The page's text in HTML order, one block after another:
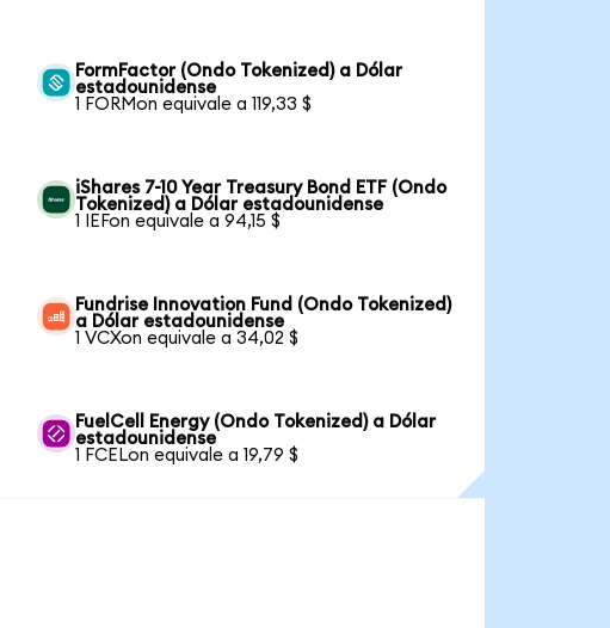
FormFactor (Ondo Tokenized) a Dólar
estadounidense
1 FORMon equivale a 119,33 $
iShares 7-10 Year Treasury Bond ETF (Ondo
Tokenized) a Dólar estadounidense
1 IEFon equivale a 94,15 $
Fundrise Innovation Fund (Ondo Tokenized)
a Dólar estadounidense
1 VCXon equivale a 34,02 $
FuelCell Energy (Ondo Tokenized) a Dólar
estadounidense
1 FCELon equivale a 19,79 $